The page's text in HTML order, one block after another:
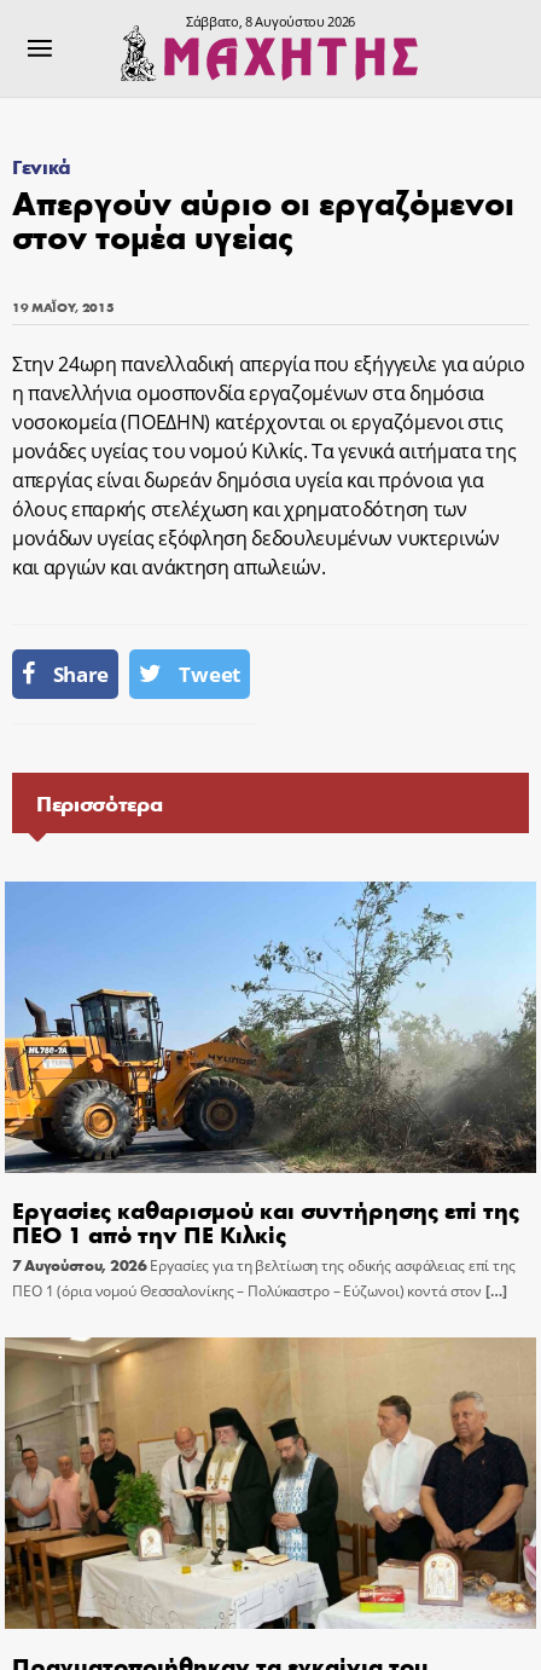
Σάββατο, 8 Αυγούστου 2026
Γενικά
Απεργούν αύριο οι εργαζόμενοι
στον τομέα υγείας
19 ΜΑΪ́ΟΥ, 2015
Στην 24ωρη πανελλαδική απεργία που εξήγγειλε για αύριο
η πανελλήνια ομοσπονδία εργαζομένων στα δημόσια
νοσοκομεία (ΠΟΕΔΗΝ) κατέρχονται οι εργαζόμενοι στις
μονάδες υγείας του νομού Κιλκίς. Τα γενικά αιτήματα της
απεργίας είναι δωρεάν δημόσια υγεία και πρόνοια για
όλους επαρκής στελέχωση και χρηματοδότηση των
μονάδων υγείας εξόφληση δεδουλευμένων νυκτερινών
και αργιών και ανάκτηση απωλειών.
Share Tweet
Περισσότερα
Εργασίες καθαρισμού και συντήρησης επί της
ΠΕΟ 1 από την ΠΕ Κιλκίς
7 Αυγούστου, 2026 Εργασίες για τη βελτίωση της οδικής ασφάλειας επί της
ΠΕΟ 1 (όρια νομού Θεσσαλονίκης – Πολύκαστρο – Εύζωνοι) κοντά στον […]